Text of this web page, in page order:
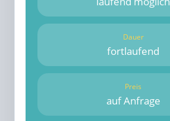
Dauer
fortlaufend
Preis
auf Anfrage